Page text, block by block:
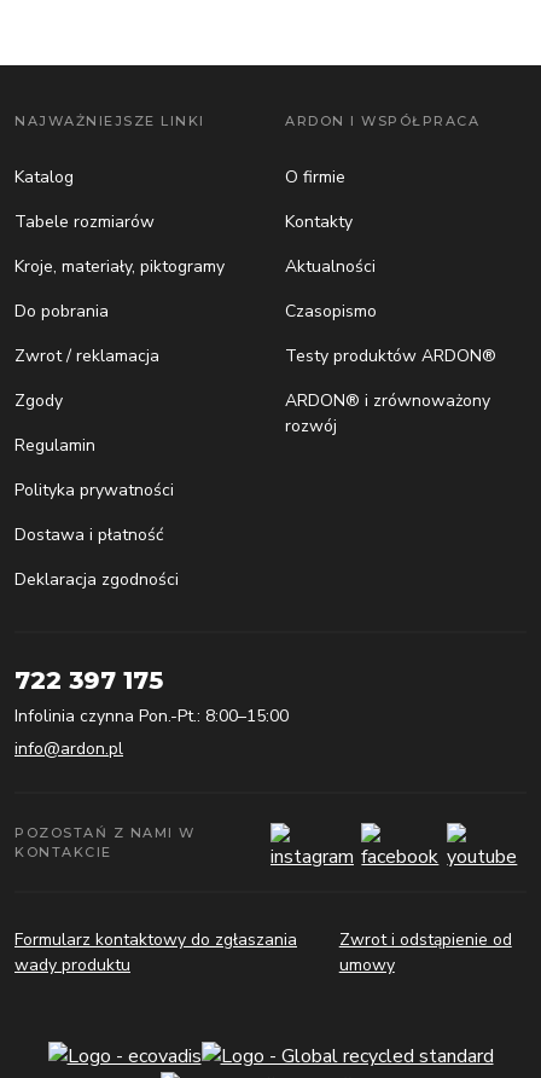
NAJWAŻNIEJSZE LINKI
Katalog
Tabele rozmiarów
Kroje, materiały, piktogramy
Do pobrania
Zwrot / reklamacja
Zgody
Regulamin
Polityka prywatności
Dostawa i płatność
Deklaracja zgodności
ARDON I WSPÓŁPRACA
O firmie
Kontakty
Aktualności
Czasopismo
Testy produktów ARDON®
ARDON® i zrównoważony
rozwój
722 397 175
Infolinia czynna Pon.-Pt.: 8:00–15:00
info@ardon.pl
POZOSTAŃ Z NAMI W
KONTAKCIE
Formularz kontaktowy do zgłaszania
wady produktu
Zwrot i odstąpienie od
umowy